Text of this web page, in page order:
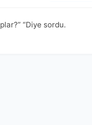
“Diye sordu.